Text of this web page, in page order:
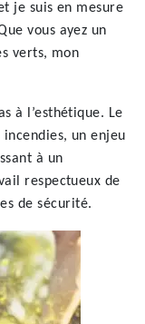
je suis en mesure
vous ayez un
verts, mon
à l’esthétique. Le
un enjeu
à un
respectueux de
de sécurité.